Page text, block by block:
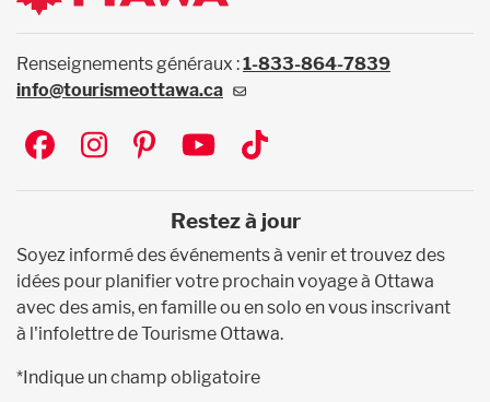
Renseignements généraux :1-833-864-7839
info@tourismeottawa.ca
Social
Restez à jour
Soyez informé des événements à venir et trouvez des
idées pour planifier votre prochain voyage à Ottawa
avec des amis, en famille ou en solo en vous inscrivant
à l'infolettre de Tourisme Ottawa.
*Indique un champ obligatoire